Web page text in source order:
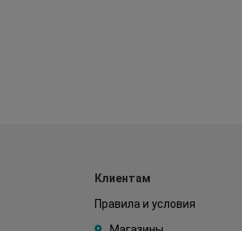
Клиентам
Правила и условия